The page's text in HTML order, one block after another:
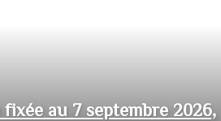
au 7 septembre 2026,